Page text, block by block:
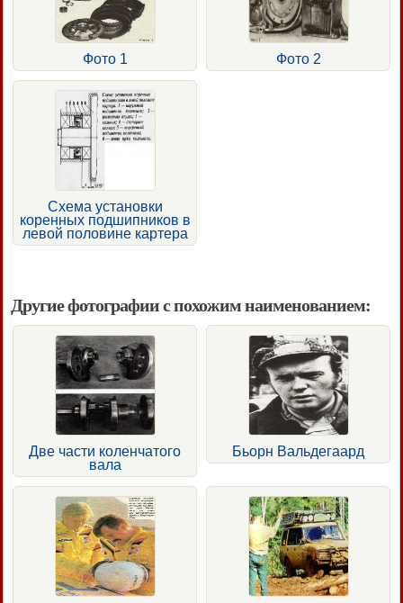
Фото 1 Фото 2
Схема установки
коренных подшипников в
левой половине картера
Другие фотографии с похожим наименованием:
Две части коленчатого
вала
Бьорн Вальдегаард